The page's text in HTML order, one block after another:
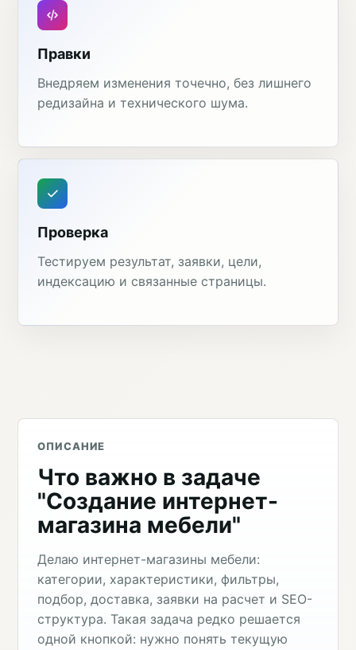
Правки
Внедряем изменения точечно, без лишнего
редизайна и технического шума.
Проверка
Тестируем результат, заявки, цели,
индексацию и связанные страницы.
ОПИСАНИЕ
Что важно в задаче
"Создание интернет-
магазина мебели"
Делаю интернет-магазины мебели:
категории, характеристики, фильтры,
подбор, доставка, заявки на расчет и SEO-
структура. Такая задача редко решается
одной кнопкой: нужно понять текущую